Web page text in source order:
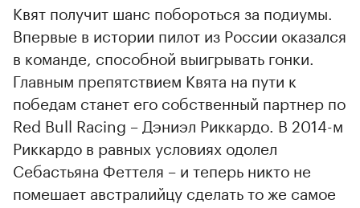
Квят получит шанс побороться за подиумы.
Впервые в истории пилот из России оказался
в команде, способной выигрывать гонки.
Главным препятствием Квята на пути к
победам станет его собственный партнер по
Red Bull Racing – Дэниэл Риккардо. В 2014-м
Риккардо в равных условиях одолел
Себастьяна Феттеля – и теперь никто не
помешает австралийцу сделать то же самое